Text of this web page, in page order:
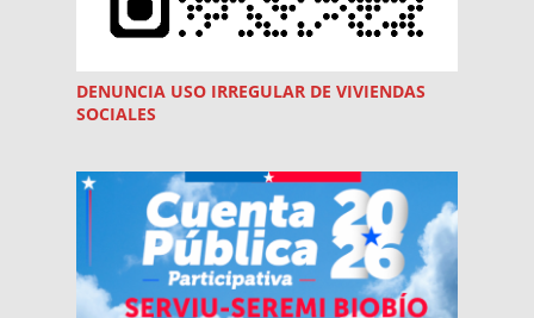
DENUNCIA USO IRREGULAR DE VIVIENDAS
SOCIALES